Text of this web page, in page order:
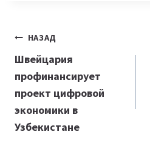
Навигация
по
записям
НАЗАД
Швейцария
профинансирует
проект цифровой
экономики в
Узбекистане